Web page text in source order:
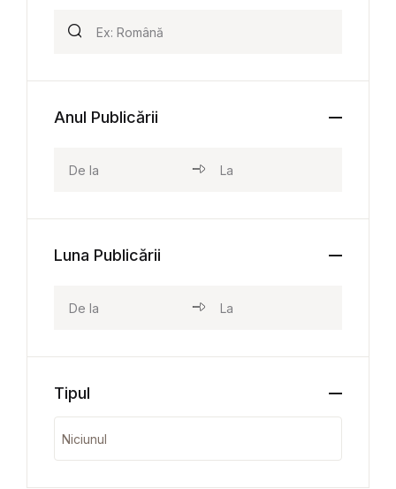
Anul Publicării
Luna Publicării
Tipul